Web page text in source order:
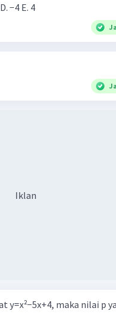
11 D. −4 E. 4
Iklan
y=x²−5x+4, maka nilai p